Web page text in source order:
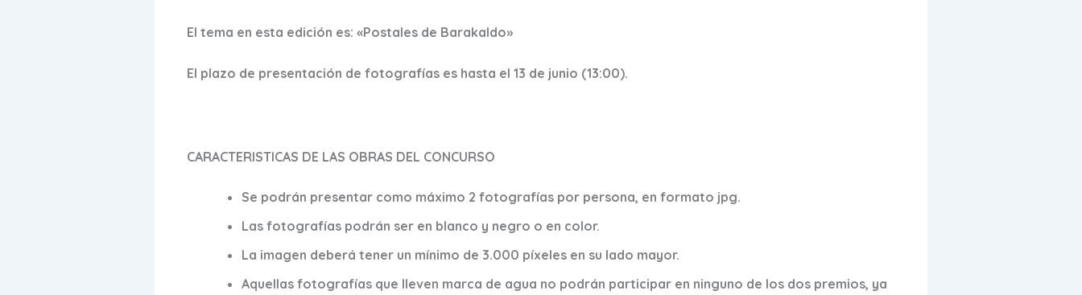
El tema en esta edición es: «Postales de Barakaldo»
El plazo de presentación de fotografías es hasta el 13 de junio (13:00).
CARACTERISTICAS DE LAS OBRAS DEL CONCURSO
Se podrán presentar como máximo 2 fotografías por persona, en formato jpg.
Las fotografías podrán ser en blanco y negro o en color.
La imagen deberá tener un mínimo de 3.000 píxeles en su lado mayor.
Aquellas fotografías que lleven marca de agua no podrán participar en ninguno de los dos premios, ya